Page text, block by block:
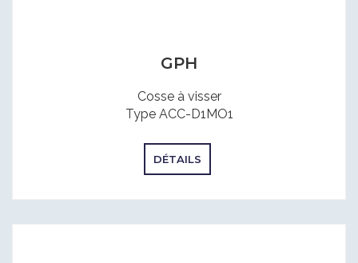
GPH
Cosse à visser
Type ACC-D1MO1
DÉTAILS